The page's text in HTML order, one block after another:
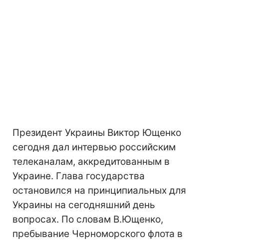
Президент Украины Виктор Ющенко
сегодня дал интервью российским
телеканалам, аккредитованным в
Украине. Глава государства
остановился на принципиальных для
Украины на сегодняшний день
вопросах. По словам В.Ющенко,
пребывание Черноморского флота в